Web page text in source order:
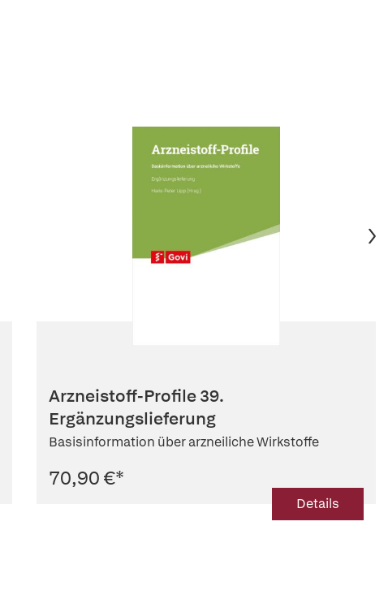
Arzneistoff-Profile 39.
Ergänzungslieferung
Basisinformation über arzneiliche Wirkstoffe
70,90 €*
Details